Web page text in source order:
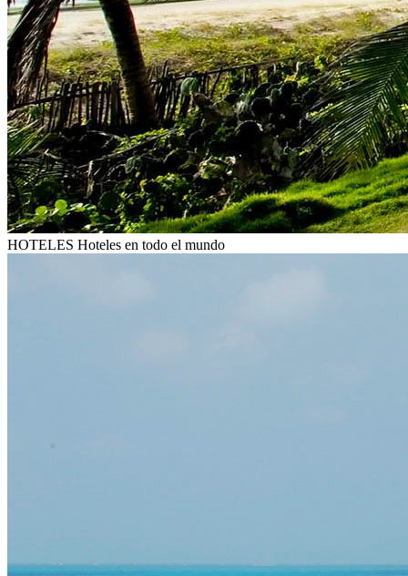
HOTELES Hoteles en todo el mundo